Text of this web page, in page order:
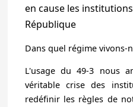
en cause les
République
Dans quel régime vivons-
L'usage du 49-3 nous
véritable crise des
redéfinir les règles de